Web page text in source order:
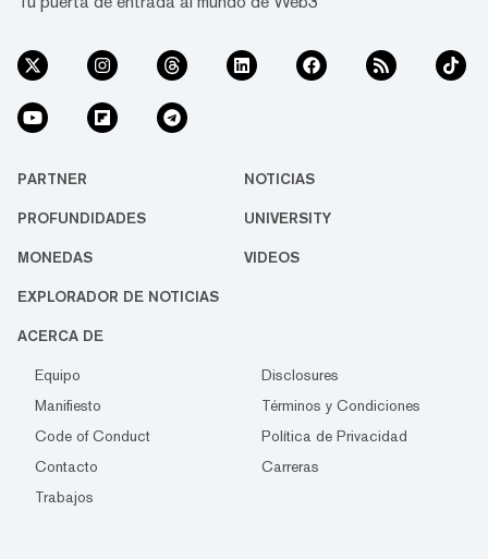
PARTNER NOTICIAS
PROFUNDIDADES UNIVERSITY
MONEDAS VIDEOS
EXPLORADOR DE NOTICIAS
ACERCA DE
Equipo
Disclosures
Manifiesto
Términos y Condiciones
Code of Conduct
Política de Privacidad
Contacto
Carreras
Trabajos